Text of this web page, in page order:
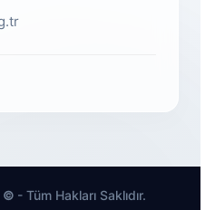
© - Tüm Hakları Saklıdır.